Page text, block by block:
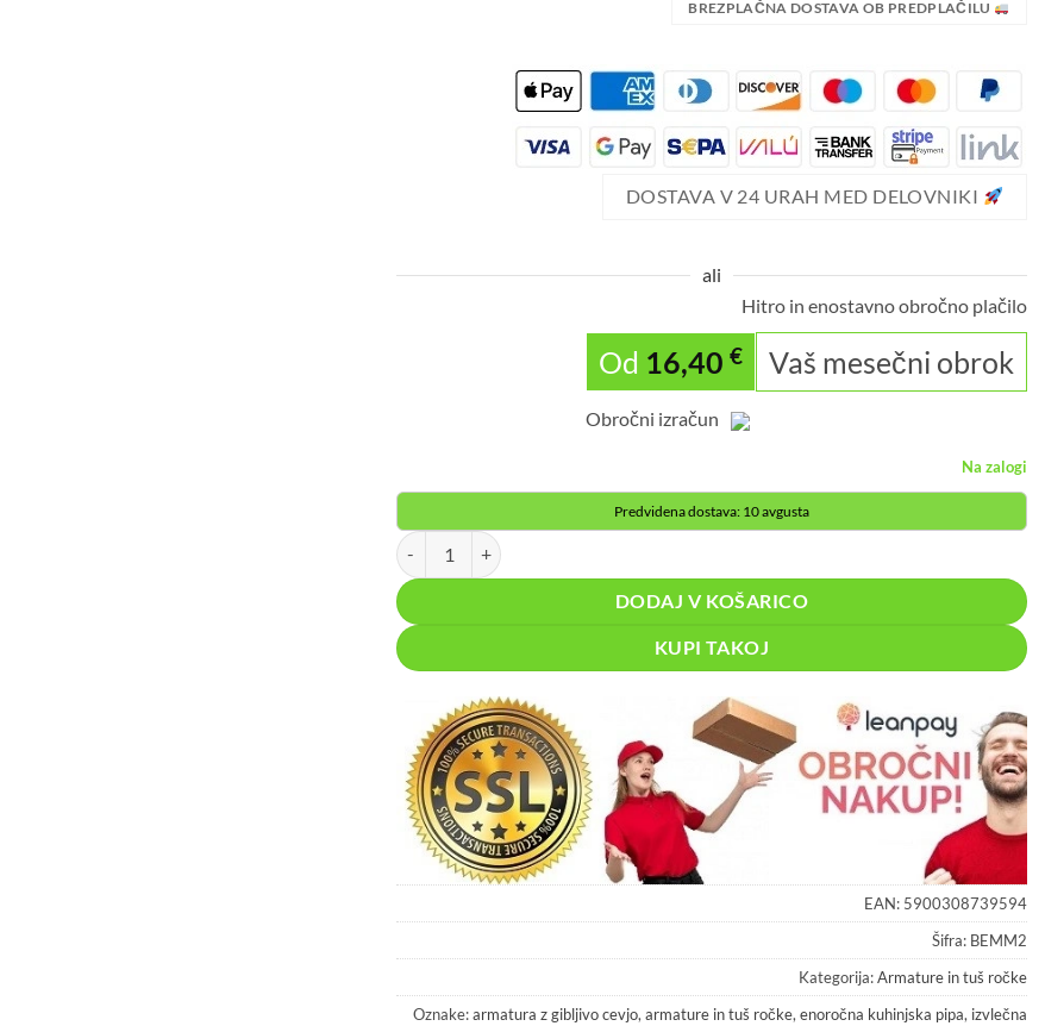
BREZPLAČNA DOSTAVA OB PREDPLAČILU
DOSTAVA V 24 URAH MED DELOVNIKI
ali
Hitro in enostavno obročno plačilo
Od 16,40 € Vaš mesečni obrok
Obročni izračun
Na zalogi
Predvidena dostava: 10 avgusta
Enoročna armatura kuhinjska z gibljivo cevjo količina
DODAJ V KOŠARICO
KUPI TAKOJ
EAN: 5900308739594
Šifra: BEMM2
Kategorija:Armature in tuš ročke
Oznake:armatura z gibljivo cevjo, armature in tuš ročke, enoročna kuhinjska pipa, izvlečna